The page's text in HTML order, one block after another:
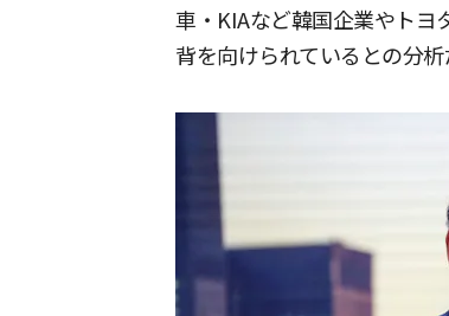
車・KIAなど韓国企業やトヨ
背を向けられているとの分析